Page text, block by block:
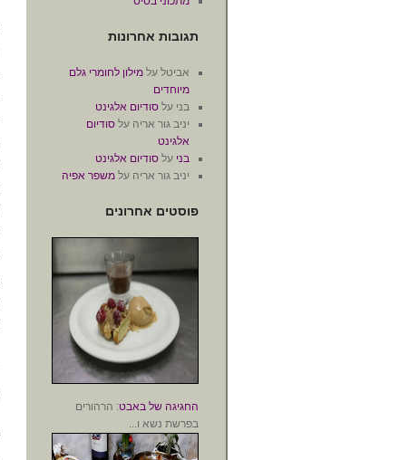
תגובות אחרונות
אביטל על מילון לחומרי גלם
מיוחדים
בני על סודיום אלגינט
יניב גור אריה על סודיום
אלגינט
בני על סודיום אלגינט
יניב גור אריה על משפר אפיה
פוסטים אחרונים
החגיגה של באבט: הרהורים
בפרשת נשא ו...